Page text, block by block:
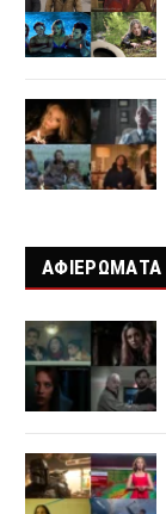
ΑΦΙΕΡΩΜΑΤΑ